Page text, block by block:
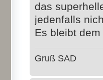
das
jedenfalls
Es bleibt
Gruß SAD